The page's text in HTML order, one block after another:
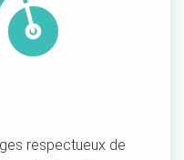
respectueux de